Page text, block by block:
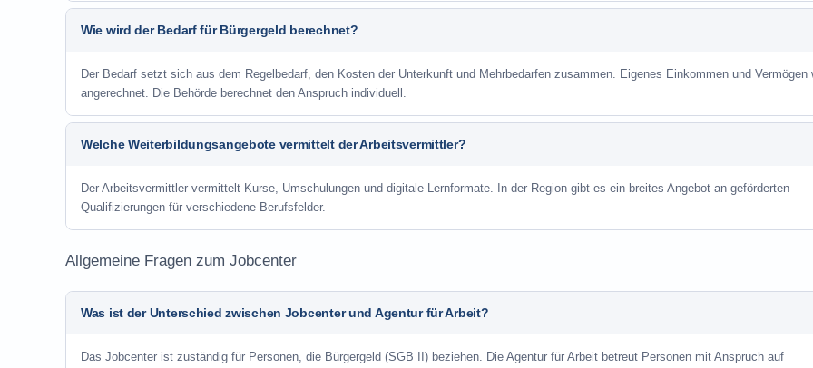
Wie wird der Bedarf für Bürgergeld berechnet?
Der Bedarf setzt sich aus dem Regelbedarf, den Kosten der Unterkunft und Mehrbedarfen zusammen. Eigenes Einkommen und Vermögen
angerechnet. Die Behörde berechnet den Anspruch individuell.
Welche Weiterbildungsangebote vermittelt der Arbeitsvermittler?
Der Arbeitsvermittler vermittelt Kurse, Umschulungen und digitale Lernformate. In der Region gibt es ein breites Angebot an geförderten
Qualifizierungen für verschiedene Berufsfelder.
Allgemeine Fragen zum Jobcenter
Was ist der Unterschied zwischen Jobcenter und Agentur für Arbeit?
Das Jobcenter ist zuständig für Personen, die Bürgergeld (SGB II) beziehen. Die Agentur für Arbeit betreut Personen mit Anspruch auf